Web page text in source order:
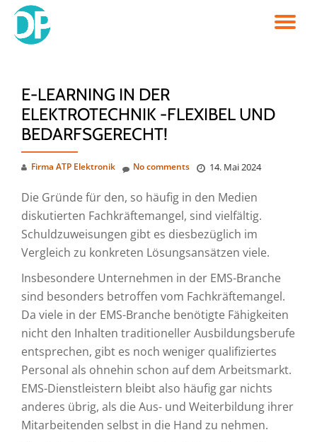
Skip
E-LEARNING IN DER
ELEKTROTECHNIK -F⁠L⁠E⁠X⁠I⁠B⁠E⁠L UND
BEDARFSGERECHT!
Firma ATP Elektronik 14. Mai 2024
No comments
Die Gründe für den, so häufig in den Medien
diskutierten Fachkräftemangel, sind vielfältig.
Schuldzuweisungen gibt es diesbezüglich im
Vergleich zu konkreten Lösungsansätzen viele.
Insbesondere Unternehmen in der EMS-Branche
sind besonders betroffen vom Fachkräftemangel.
Da viele in der EMS-Branche benötigte Fähigkeiten
nicht den Inhalten traditioneller Ausbildungsberufe
entsprechen, gibt es noch weniger qualifiziertes
Personal als ohnehin schon auf dem Arbeitsmarkt.
EMS-Dienstleistern bleibt also häufig gar nichts
anderes übrig, als die Aus- und Weiterbildung ihrer
Mitarbeitenden selbst in die Hand zu nehmen.